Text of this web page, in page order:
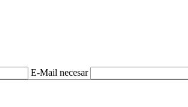
E-Mail necesar